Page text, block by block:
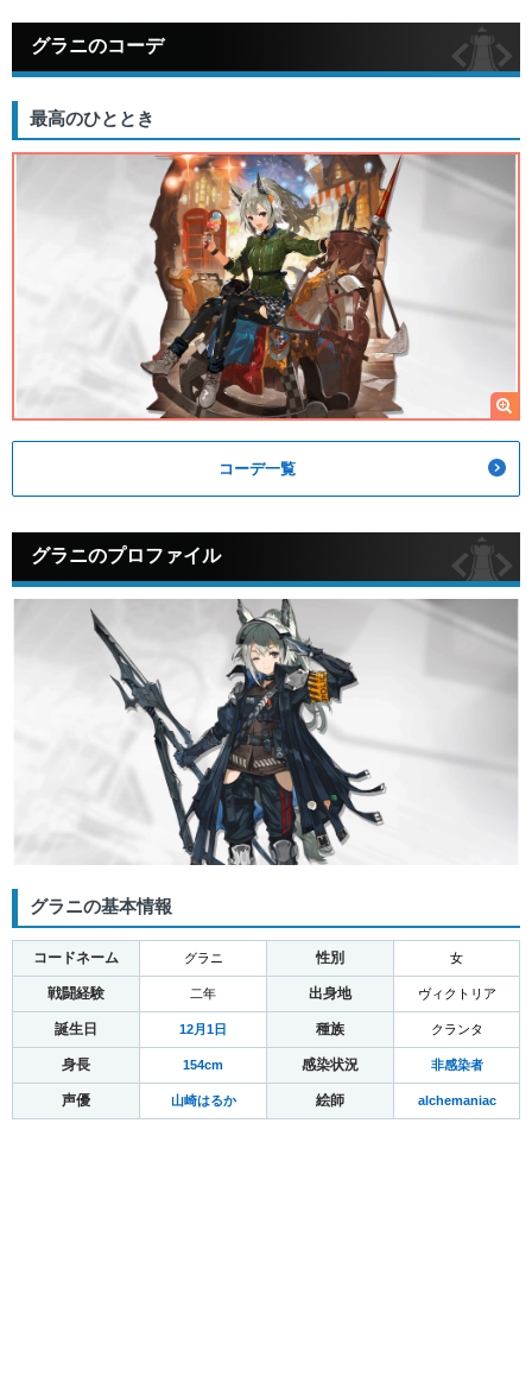
グラニのコーデ
最高のひととき
コーデ一覧
グラニのプロファイル
グラニの基本情報
コードネーム グラニ 性別 女
戦闘経験 二年 出身地 ヴィクトリア
誕生日 12月1日 種族 クランタ
身長 154cm 感染状況 非感染者
声優 山崎はるか 絵師 alchemaniac